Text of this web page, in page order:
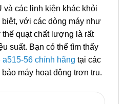
và các linh kiện khác khỏi
với các dòng máy như
thế quạt chất lượng là rất
suất. Bạn có thể tìm thấy
56 chính hãng tại các
máy hoạt động trơn tru.